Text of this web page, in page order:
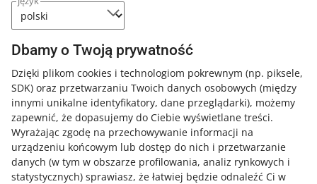
Dbamy o Twoją prywatność
Dzięki plikom cookies i technologiom pokrewnym (np. piksele,
SDK) oraz przetwarzaniu Twoich danych osobowych (między
innymi unikalne identyfikatory, dane przeglądarki), możemy
zapewnić, że dopasujemy do Ciebie wyświetlane treści.
Wyrażając zgodę na przechowywanie informacji na
urządzeniu końcowym lub dostęp do nich i przetwarzanie
danych (w tym w obszarze profilowania, analiz rynkowych i
statystycznych) sprawiasz, że łatwiej będzie odnaleźć Ci w
Podcasty
KURS
SZYBKA WSKAZÓWKA 2 MIN
Opłaty na Allegro bez tajemnic